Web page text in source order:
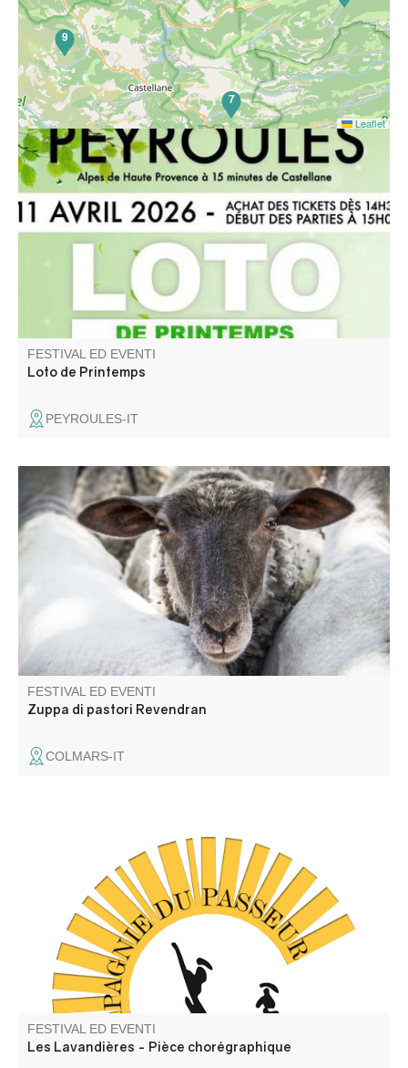
A gagner : Cave à vin, Vidéo projecteur, Paniers garnies,
Jambon cru, bons d'achat … Buvette et petite
restauration sur place.
FESTIVAL ED EVENTI
Loto de Printemps
PEYROULES-IT
Venite a condividere un momento di convivialità e ad
assaggiare la zuppa dei pastori preparata dagli abitanti
del villaggio per il "Revendran", la festa della
démontagnée.
FESTIVAL ED EVENTI
Zuppa di pastori Revendran
COLMARS-IT
C'est un spectacle de danse contemporaine (Cie du
Passeur / Efi Farmaki), qui fait revivre la mémoire des
lavoirs et des lavandières en chant, texte et danse. Atelier
de médiation pour les enfants avant la représentation,
autour d'objets liés aux lavoirs.
FESTIVAL ED EVENTI
Les Lavandières - Pièce chorégraphique
7
9
Leaflet